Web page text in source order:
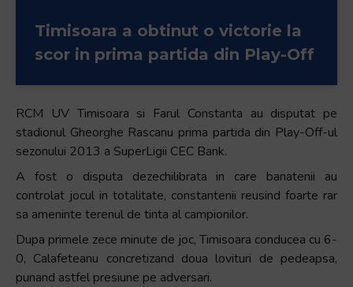
Timisoara a obtinut o victorie la
scor in prima partida din Play-Off
RCM UV Timisoara si Farul Constanta au disputat pe
stadionul Gheorghe Rascanu prima partida din Play-Off-ul
sezonului 2013 a SuperLigii CEC Bank.
A fost o disputa dezechilibrata in care banatenii au
controlat jocul in totalitate, constantenii reusind foarte rar
sa ameninte terenul de tinta al campionilor.
Dupa primele zece minute de joc, Timisoara conducea cu 6-
0, Calafeteanu concretizand doua lovituri de pedeapsa,
punand astfel presiune pe adversari.